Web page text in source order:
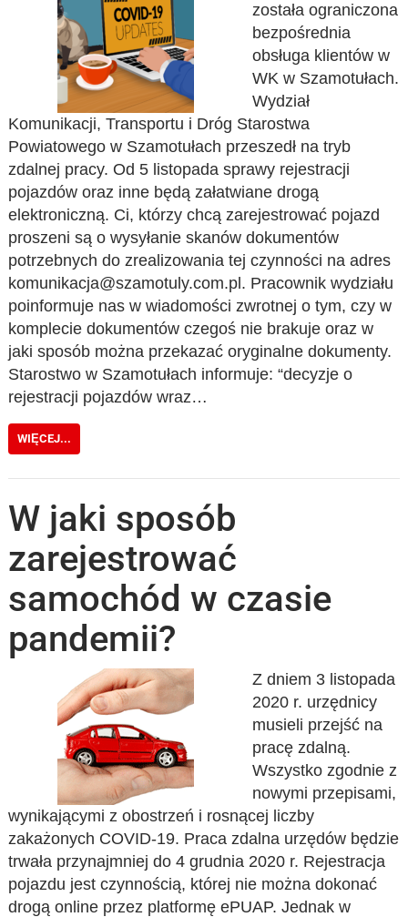
została ograniczona
bezpośrednia
obsługa klientów w
WK w Szamotułach.
Wydział
Komunikacji, Transportu i Dróg Starostwa
Powiatowego w Szamotułach przeszedł na tryb
zdalnej pracy. Od 5 listopada sprawy rejestracji
pojazdów oraz inne będą załatwiane drogą
elektroniczną. Ci, którzy chcą zarejestrować pojazd
proszeni są o wysyłanie skanów dokumentów
potrzebnych do zrealizowania tej czynności na adres
komunikacja@szamotuly.com.pl. Pracownik wydziału
poinformuje nas w wiadomości zwrotnej o tym, czy w
komplecie dokumentów czegoś nie brakuje oraz w
jaki sposób można przekazać oryginalne dokumenty.
Starostwo w Szamotułach informuje: “decyzje o
rejestracji pojazdów wraz…
WIĘCEJ...
W jaki sposób
zarejestrować
samochód w czasie
pandemii?
Z dniem 3 listopada
2020 r. urzędnicy
musieli przejść na
pracę zdalną.
Wszystko zgodnie z
nowymi przepisami,
wynikającymi z obostrzeń i rosnącej liczby
zakażonych COVID-19. Praca zdalna urzędów będzie
trwała przynajmniej do 4 grudnia 2020 r. Rejestracja
pojazdu jest czynnością, której nie można dokonać
drogą online przez platformę ePUAP. Jednak w